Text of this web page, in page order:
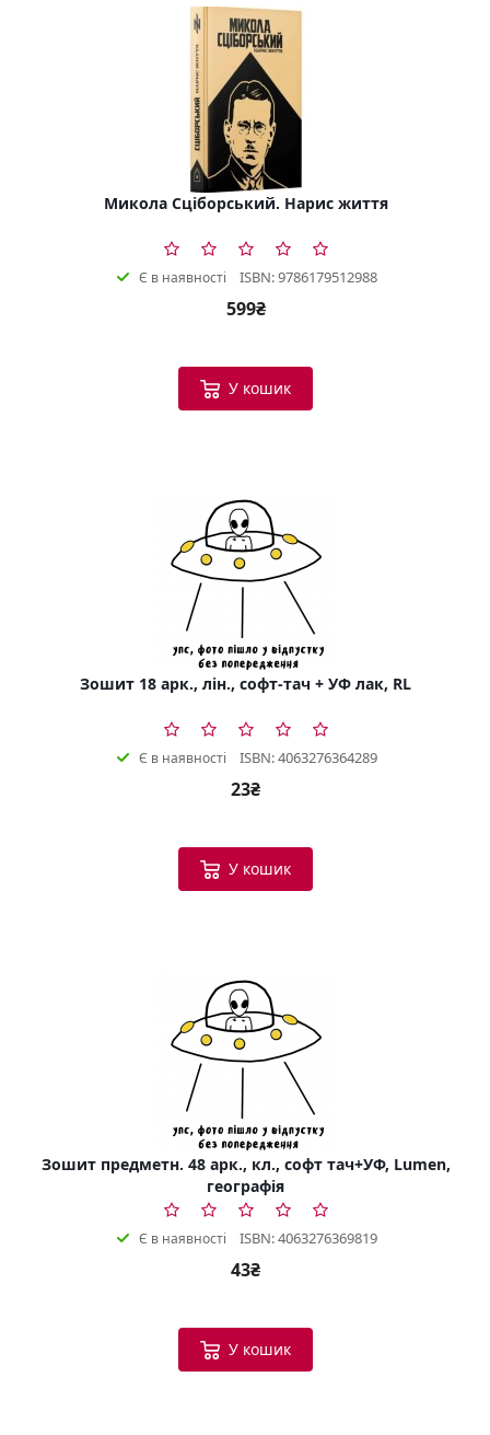
Микола Сціборський. Нарис життя
Є в наявності ISBN: 9786179512988
599₴
У кошик
Зошит 18 арк., лін., софт-тач + УФ лак, RL
Є в наявності ISBN: 4063276364289
23₴
У кошик
Зошит предметн. 48 арк., кл., софт тач+УФ, Lumen,
географія
Є в наявності ISBN: 4063276369819
43₴
У кошик